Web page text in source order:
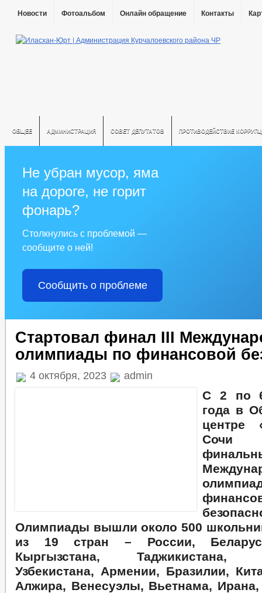
Новости Фотоальбом Онлайн обращение Контакты
ОБЩЕЕ АДМИНИСТРАЦИЯ СОВЕТ ДЕПУТАТОВ ПРОТИВОДЕЙСТВИЕ
Не убран мусор, яма
на дороге, не горит
фонарь?
Столкнулись с проблемой —
сообщите о ней!
Сообщить о проблеме
Стартовал финал III
олимпиады по финансовой
4 октября, 2023 admin
С 2 по 6
года в
центре
Сочи
Олимпиады вышли около 500
из 19 стран – России,
Кыргызстана, Таджикистана,
Узбекистана, Армении, Бразилии,
Алжира, Венесуэлы, Вьетнама,